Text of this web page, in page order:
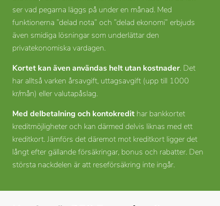
ser vad pegarna läggs på under en månad. Med
funktionerna ”delad nota” och ”delad ekonomi” erbjuds
även smidiga lösningar som underlättar den
privatekonomiska vardagen.
Kortet kan även användas helt utan kostnader. Det
har alltså varken årsavgift, uttagsavgift (upp till 1000
kr/mån) eller valutapåslag.
Med delbetalning och kontokredit har bankkortet
kreditmöjligheter och kan därmed delvis liknas med ett
kreditkort. Jämförs det däremot mot kreditkort ligger det
långt efter gällande försäkringar, bonus och rabatter. Den
största nackdelen är att reseförsäkring inte ingår.